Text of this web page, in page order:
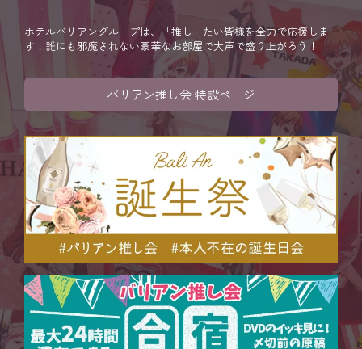
ホテルバリアングループは、「推し」たい皆様を全力で応援しま
す！誰にも邪魔されない豪華なお部屋で大声で盛り上がろう！
バリアン推し会 特設ページ